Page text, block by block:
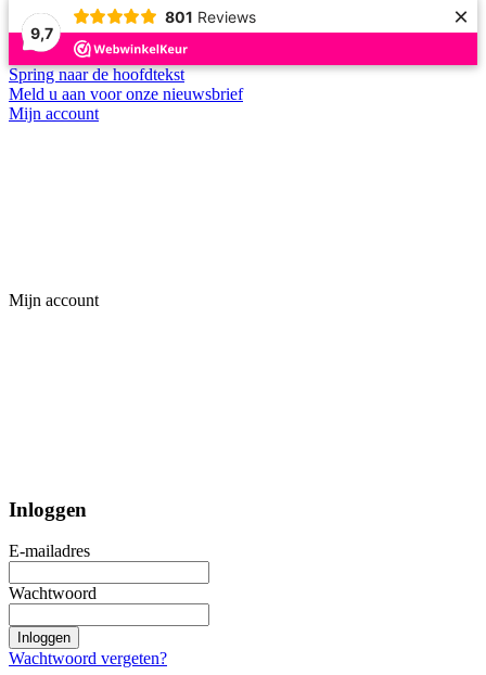
9,7
801 Reviews ×
Spring naar de hoofdtekst
Meld u aan voor onze nieuwsbrief
Mijn account
Mijn account
Inloggen
E-mailadres
Wachtwoord
Inloggen
Wachtwoord vergeten?